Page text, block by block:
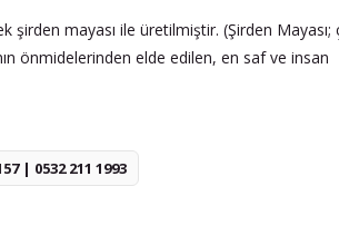
şirden mayası ile üretilmiştir. (Şirden Mayası;
önmidelerinden elde edilen, en saf ve insan
| 0532 211 1993